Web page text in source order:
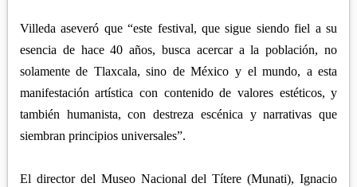
Villeda aseveró que “este festival, que sigue siendo fiel a su
esencia de hace 40 años, busca acercar a la población, no
solamente de Tlaxcala, sino de México y el mundo, a esta
manifestación artística con contenido de valores estéticos, y
también humanista, con destreza escénica y narrativas que
siembran principios universales”.
El director del Museo Nacional del Títere (Munati), Ignacio